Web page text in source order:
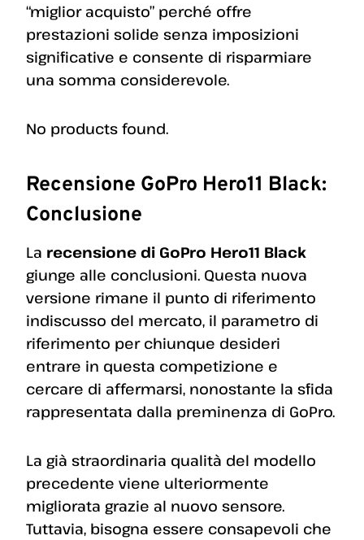
“miglior acquisto” perché offre
prestazioni solide senza imposizioni
significative e consente di risparmiare
una somma considerevole.
No products found.
Recensione GoPro Hero11 Black:
Conclusione
La recensione di GoPro Hero11 Black
giunge alle conclusioni. Questa nuova
versione rimane il punto di riferimento
indiscusso del mercato, il parametro di
riferimento per chiunque desideri
entrare in questa competizione e
cercare di affermarsi, nonostante la sfida
rappresentata dalla preminenza di GoPro.
La già straordinaria qualità del modello
precedente viene ulteriormente
migliorata grazie al nuovo sensore.
Tuttavia, bisogna essere consapevoli che